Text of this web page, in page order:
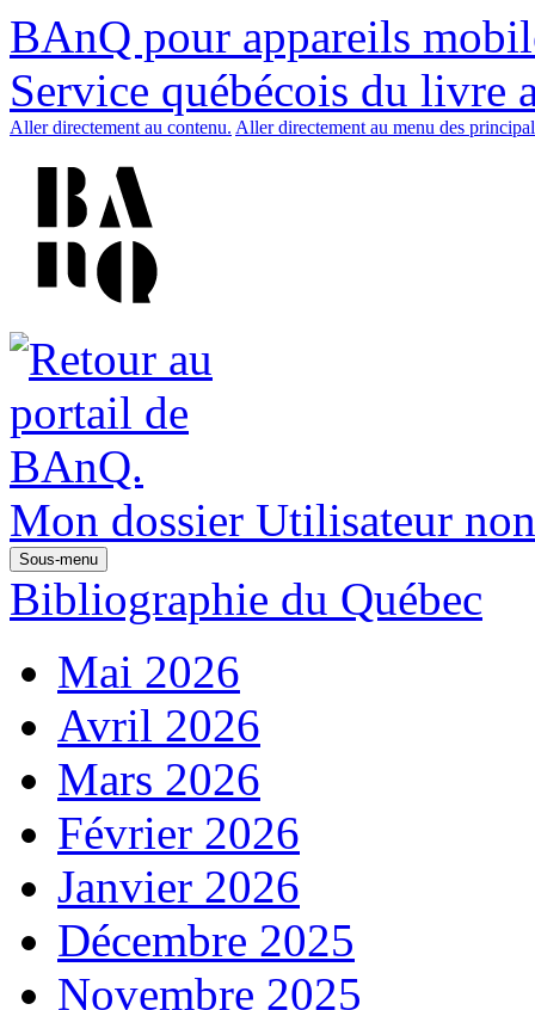
BAnQ pour appareils
Service québécois du livre
Aller directement au contenu. Aller directement au menu des
Mon dossier Utilisateur
Sous-menu
Bibliographie du Québec
Mai 2026
Avril 2026
Mars 2026
Février 2026
Janvier 2026
Décembre 2025
Novembre 2025